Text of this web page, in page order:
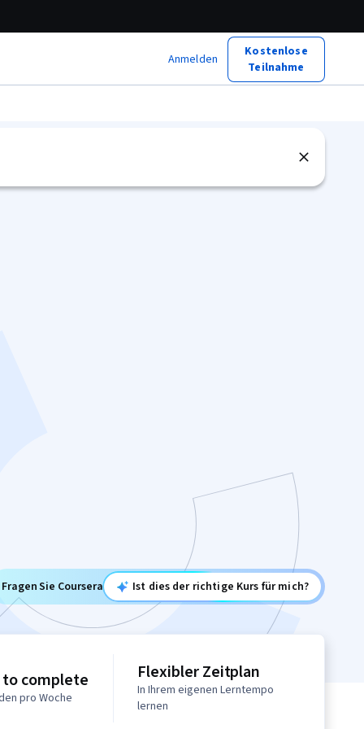
Anmelden
Kostenlose
Teilnahme
Fragen Sie Coursera Ist dies der richtige Kurs für mich?
complete
pro Woche
Flexibler Zeitplan
In Ihrem eigenen Lerntempo
lernen